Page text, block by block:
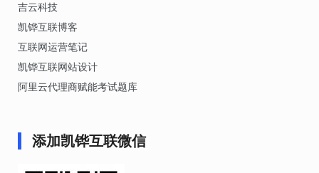
吉云科技
凯铧互联博客
互联网运营笔记
凯铧互联网站设计
阿里云代理商赋能考试题库
添加凯铧互联微信